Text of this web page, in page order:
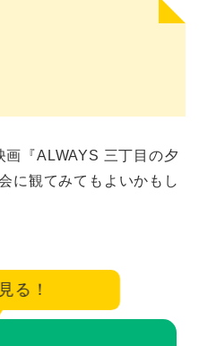
画『ALWAYS 三丁目の夕
に観てみてもよいかもし
る！